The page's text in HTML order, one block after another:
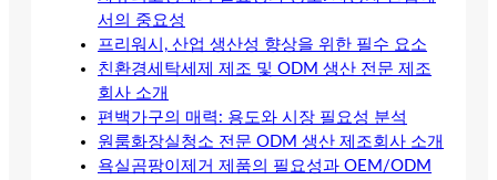
서의 중요성
프리워시, 산업 생산성 향상을 위한 필수 요소
친환경세탁세제 제조 및 ODM 생산 전문 제조
회사 소개
편백가구의 매력: 용도와 시장 필요성 분석
원룸화장실청소 전문 ODM 생산 제조회사 소개
욕실곰팡이제거 제품의 필요성과 OEM/ODM